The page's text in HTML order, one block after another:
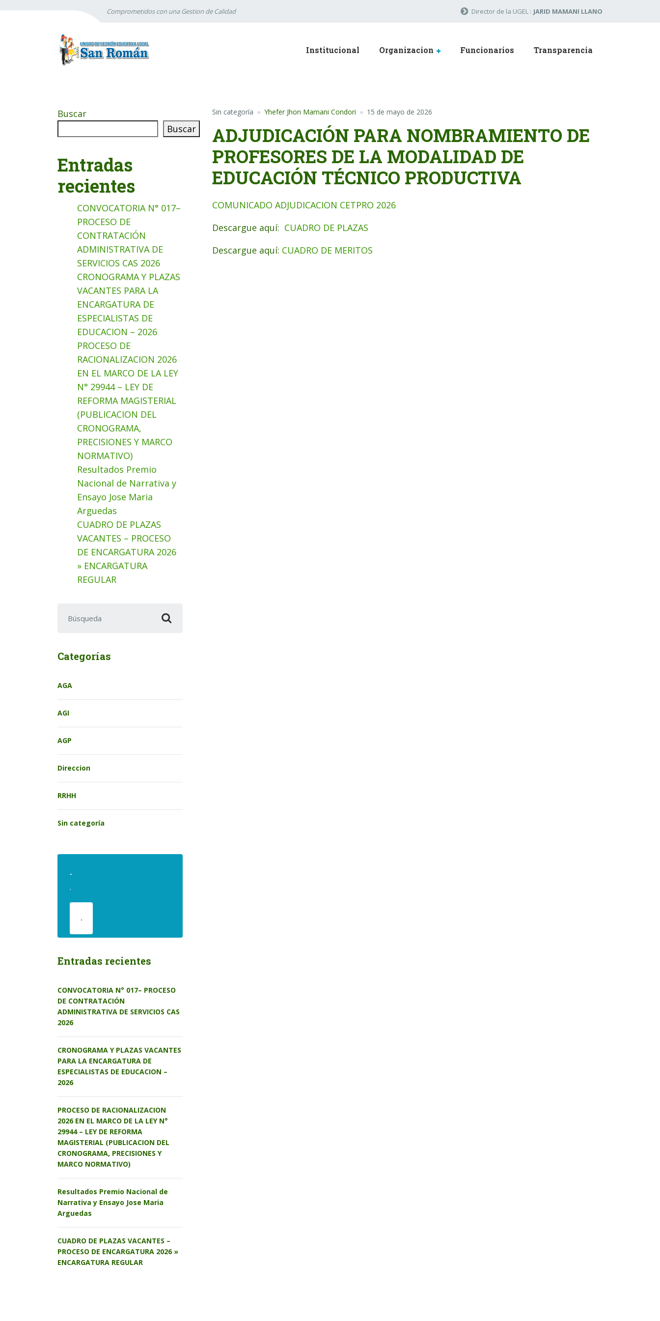
Comprometidos con una Gestion de Calidad Director de la UGEL : JARID MAMANI LLANO
Institucional Organizacion Funcionarios Transparencia
Sin categoría Yhefer Jhon Mamani Condori 15 de mayo de 2026
ADJUDICACIÓN PARA NOMBRAMIENTO DE
PROFESORES DE LA MODALIDAD DE
EDUCACIÓN TÉCNICO PRODUCTIVA
COMUNICADO ADJUDICACION CETPRO 2026
Descargue aquí: CUADRO DE PLAZAS
Descargue aquí: CUADRO DE MERITOS
Buscar
Buscar
Entradas
recientes
CONVOCATORIA N° 017–
PROCESO DE
CONTRATACIÓN
ADMINISTRATIVA DE
SERVICIOS CAS 2026
CRONOGRAMA Y PLAZAS
VACANTES PARA LA
ENCARGATURA DE
ESPECIALISTAS DE
EDUCACION – 2026
PROCESO DE
RACIONALIZACION 2026
EN EL MARCO DE LA LEY
N° 29944 – LEY DE
REFORMA MAGISTERIAL
(PUBLICACION DEL
CRONOGRAMA,
PRECISIONES Y MARCO
NORMATIVO)
Resultados Premio
Nacional de Narrativa y
Ensayo Jose Maria
Arguedas
CUADRO DE PLAZAS
VACANTES – PROCESO
DE ENCARGATURA 2026
» ENCARGATURA
REGULAR
Categorías
AGA
AGI
AGP
Direccion
RRHH
Sin categoría
.
.
.
Entradas recientes
CONVOCATORIA N° 017– PROCESO
DE CONTRATACIÓN
ADMINISTRATIVA DE SERVICIOS CAS
2026
CRONOGRAMA Y PLAZAS VACANTES
PARA LA ENCARGATURA DE
ESPECIALISTAS DE EDUCACION –
2026
PROCESO DE RACIONALIZACION
2026 EN EL MARCO DE LA LEY N°
29944 – LEY DE REFORMA
MAGISTERIAL (PUBLICACION DEL
CRONOGRAMA, PRECISIONES Y
MARCO NORMATIVO)
Resultados Premio Nacional de
Narrativa y Ensayo Jose Maria
Arguedas
CUADRO DE PLAZAS VACANTES –
PROCESO DE ENCARGATURA 2026 »
ENCARGATURA REGULAR